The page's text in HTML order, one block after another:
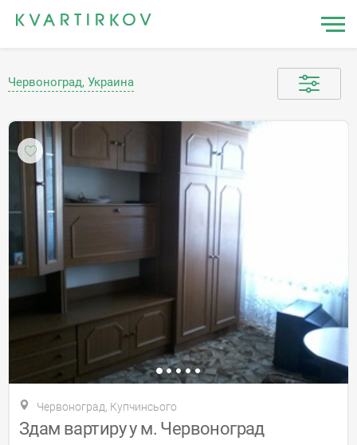
Червоноград, Украина
Червоноград, Купчинсього
Здам вартиру у м. Червоноград